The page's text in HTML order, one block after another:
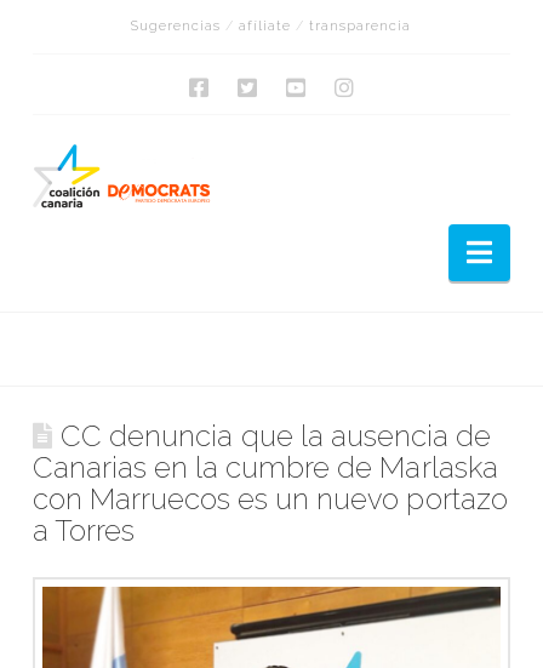
Sugerencias /afíliate /transparencia
CC denuncia que la ausencia de
Canarias en la cumbre de Marlaska
con Marruecos es un nuevo portazo
a Torres